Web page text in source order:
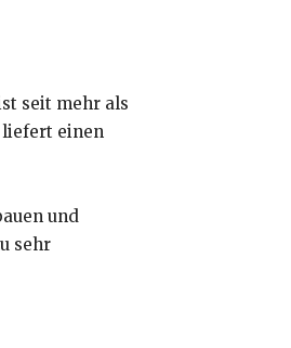
seit mehr als
liefert einen
und
sehr